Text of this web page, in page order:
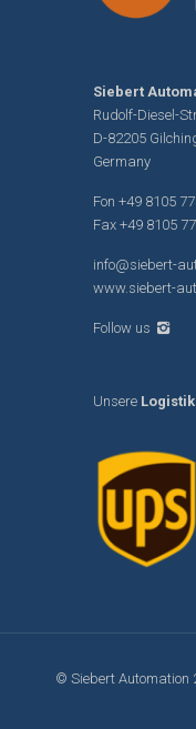
Siebert
Rudolf-Diesel-
D-82205
Germany
Fon +49 8105
Fax +49 8105
info@siebert-
www.siebert-
Follow us
Unsere
© Siebert Automation